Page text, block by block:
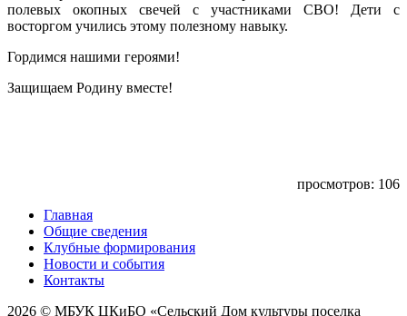
полевых окопных свечей с участниками СВО! Дети с
восторгом учились этому полезному навыку.
Гордимся нашими героями!
Защищаем Родину вместе!
просмотров: 106
Главная
Общие сведения
Клубные формирования
Новости и события
Контакты
2026 © МБУК ЦКиБО «Сельский Дом культуры поселка